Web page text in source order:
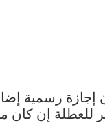
قد يكون إجازة
إن كان